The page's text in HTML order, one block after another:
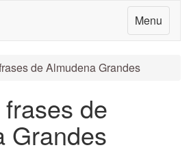
Menu
de Almudena Grandes
de
Grandes